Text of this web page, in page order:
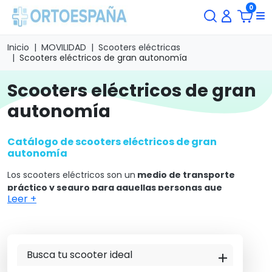
0
Inicio MOVILIDAD
Scooters eléctricas
Scooters eléctricos de gran autonomía
scooters eléctricos de gran
autonomía
Catálogo de scooters eléctricos de gran
autonomía
Los scooters eléctricos son un medio de transporte
práctico y seguro para aquellas personas que
necesitan moverse en completa libertad y plena
En el mercado están disponibles
diferentes modelos de
Leer +
Busca tu scooter ideal